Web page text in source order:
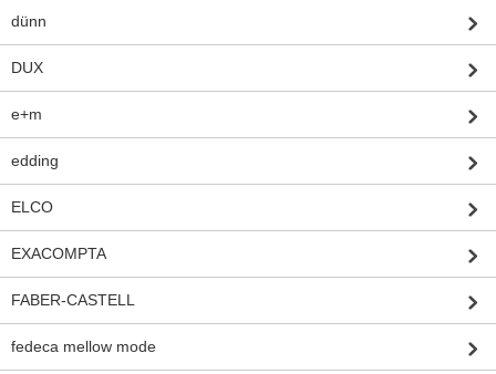
dünn
DUX
e+m
edding
ELCO
EXACOMPTA
FABER-CASTELL
fedeca mellow mode